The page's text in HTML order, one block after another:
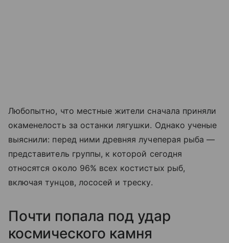
Любопытно, что местные жители сначала приняли
окаменелость за останки лягушки. Однако ученые
выяснили: перед ними древняя лучеперая рыба —
представитель группы, к которой сегодня
относятся около 96% всех костистых рыб,
включая тунцов, лососей и треску.
Почти попала под удар
космического камня